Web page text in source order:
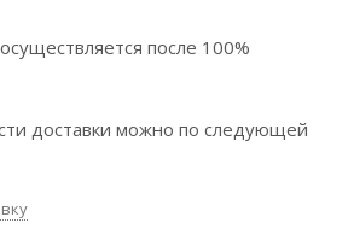
после 100%
доставки можно по следующей